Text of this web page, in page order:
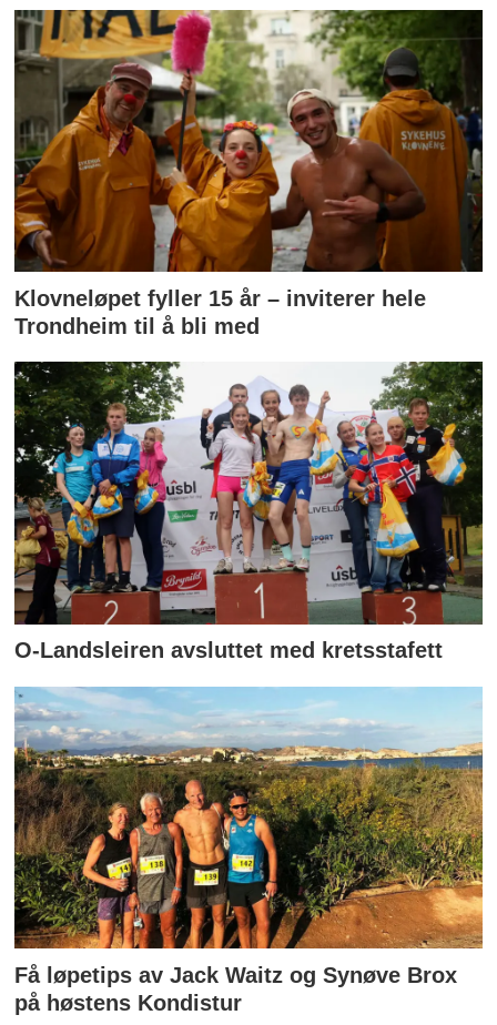
Klovneløpet fyller 15 år – inviterer hele
Trondheim til å bli med
O-Landsleiren avsluttet med kretsstafett
Få løpetips av Jack Waitz og Synøve Brox
på høstens Kondistur